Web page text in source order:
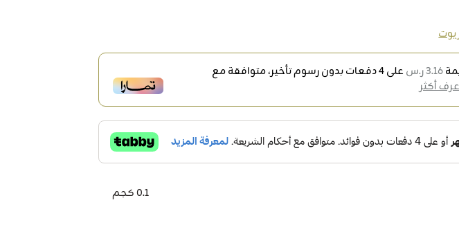
3.16 ر.س على4دفعات بدون رسوم تأخير، متوافقة مع
أكثر
0.1 كجم